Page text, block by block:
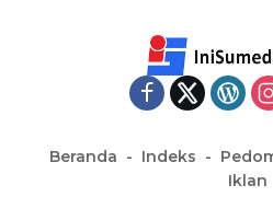
Beranda Indeks
Iklan